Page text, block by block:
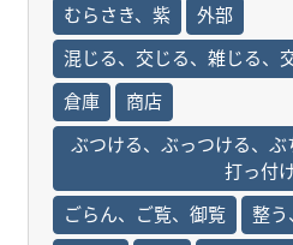
むらさき、紫
外部
混じる、交じる、雑じる、
倉庫
商店
ぶつける、ぶっつける、ぶ
打っ付
ごらん、ご覧、御覧
整う